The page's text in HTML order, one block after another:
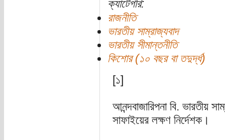
ক্যাটেগরি:
রাজনীতি
ভারতীয় সাম্রাজ্যবাদ
ভারতীয় সীমান্তনীতি
কিশোর (১০ বছর বা তদুর্দ্ধ)
[১]
আনন্দবাজারিপনা বি. ভারতীয়
সাফাইয়ের লক্ষণ নির্দেশক।